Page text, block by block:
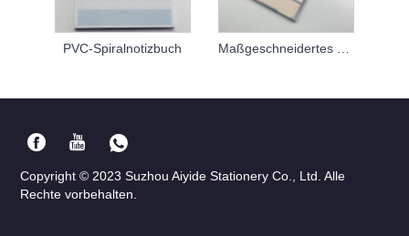
PVC-Spiralnotizbuch
Copyright © 2023 Suzhou Aiyide Stationery Co., Ltd. Alle
Rechte vorbehalten.